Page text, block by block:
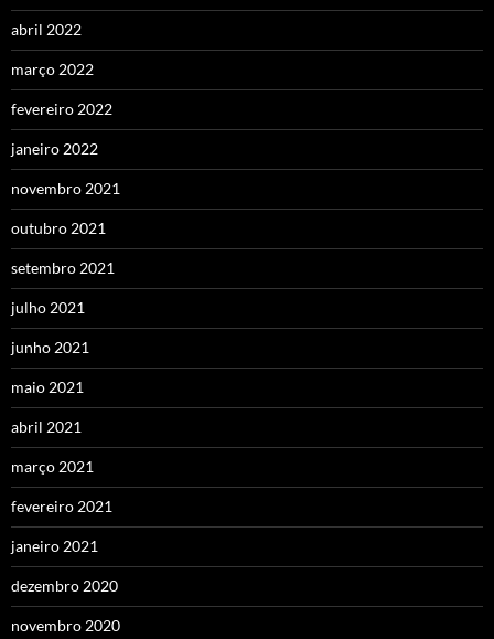
abril 2022
março 2022
fevereiro 2022
janeiro 2022
novembro 2021
outubro 2021
setembro 2021
julho 2021
junho 2021
maio 2021
abril 2021
março 2021
fevereiro 2021
janeiro 2021
dezembro 2020
novembro 2020